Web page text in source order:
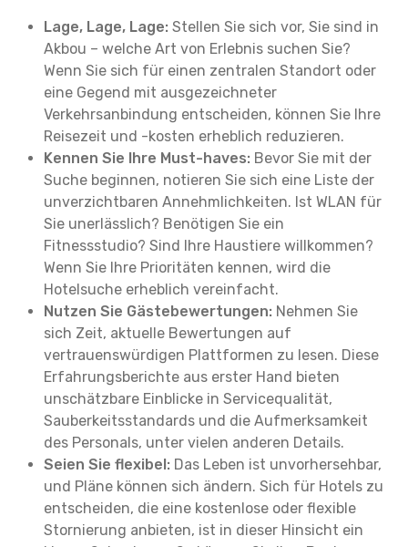
Lage, Lage, Lage: Stellen Sie sich vor, Sie sind in
Akbou – welche Art von Erlebnis suchen Sie?
Wenn Sie sich für einen zentralen Standort oder
eine Gegend mit ausgezeichneter
Verkehrsanbindung entscheiden, können Sie Ihre
Reisezeit und -kosten erheblich reduzieren.
Kennen Sie Ihre Must-haves: Bevor Sie mit der
Suche beginnen, notieren Sie sich eine Liste der
unverzichtbaren Annehmlichkeiten. Ist WLAN für
Sie unerlässlich? Benötigen Sie ein
Fitnessstudio? Sind Ihre Haustiere willkommen?
Wenn Sie Ihre Prioritäten kennen, wird die
Hotelsuche erheblich vereinfacht.
Nutzen Sie Gästebewertungen: Nehmen Sie
sich Zeit, aktuelle Bewertungen auf
vertrauenswürdigen Plattformen zu lesen. Diese
Erfahrungsberichte aus erster Hand bieten
unschätzbare Einblicke in Servicequalität,
Sauberkeitsstandards und die Aufmerksamkeit
des Personals, unter vielen anderen Details.
Seien Sie flexibel: Das Leben ist unvorhersehbar,
und Pläne können sich ändern. Sich für Hotels zu
entscheiden, die eine kostenlose oder flexible
Stornierung anbieten, ist in dieser Hinsicht ein